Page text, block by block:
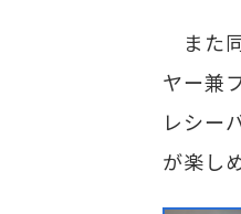
また
ヤー兼
レシー
が楽し